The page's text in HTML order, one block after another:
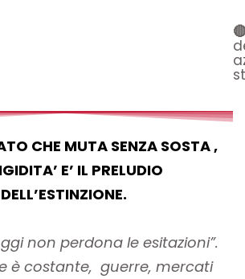
CHE MUTA SENZA SOSTA ,
E’ IL PRELUDIO
DELL’ESTINZIONE.
non perdona le esitazioni”.
è costante, guerre, mercati